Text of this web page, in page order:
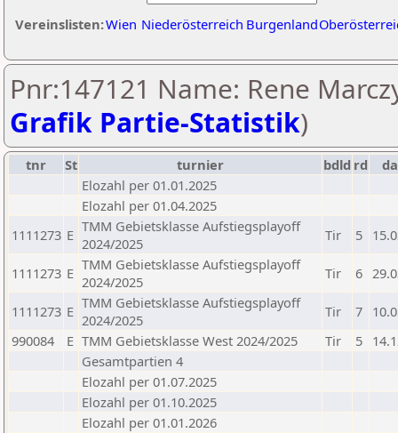
Vereinslisten:Wien Niederösterreich Burgenland
Pnr:147121 Name: Rene
Grafik Partie-Statistik)
tnr St turnier bdld rd
Elozahl per 01.01.2025
Elozahl per 01.04.2025
1111273 E TMM Gebietsklasse Aufstiegsplayoff
2024/2025
Tir 5
1111273 E TMM Gebietsklasse Aufstiegsplayoff
2024/2025
Tir 6
1111273 E TMM Gebietsklasse Aufstiegsplayoff
2024/2025
Tir 7
990084
E TMM Gebietsklasse West 2024/2025 Tir 5
Gesamtpartien 4
Elozahl per 01.07.2025
Elozahl per 01.10.2025
Elozahl per 01.01.2026